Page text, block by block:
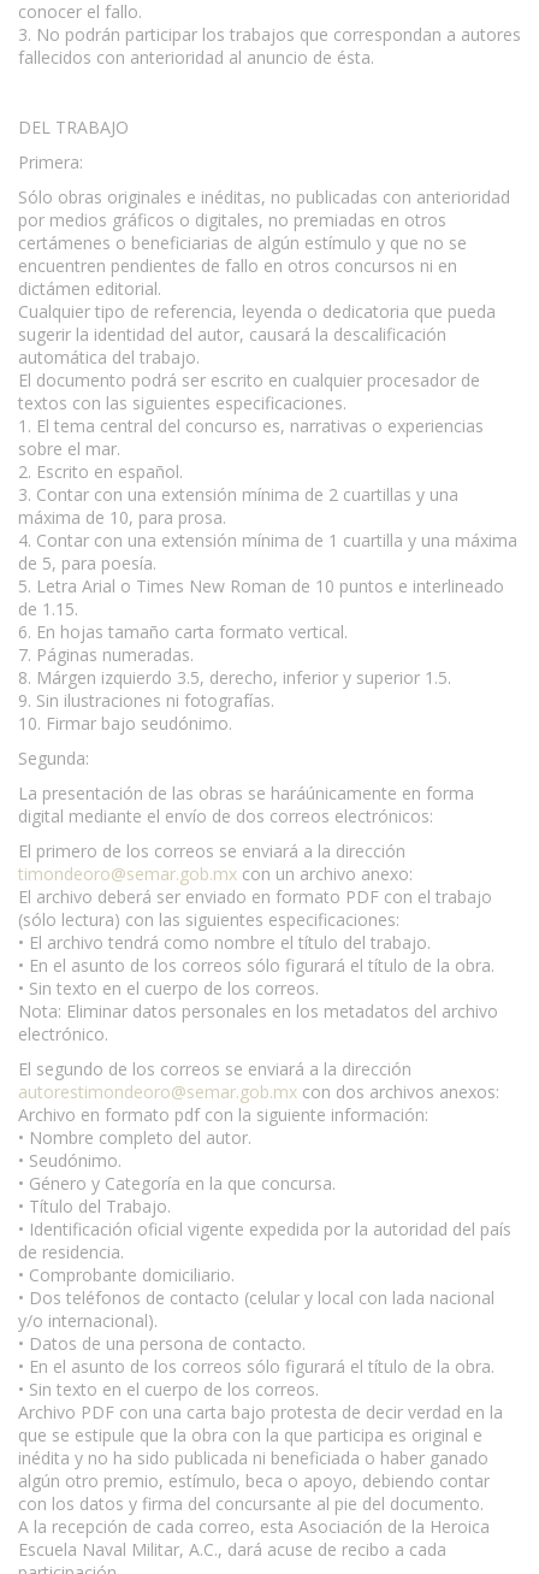
conocer el fallo.
3. No podrán participar los trabajos que correspondan a autores
fallecidos con anterioridad al anuncio de ésta.
DEL TRABAJO
Primera:
Sólo obras originales e inéditas, no publicadas con anterioridad
por medios gráficos o digitales, no premiadas en otros
certámenes o beneficiarias de algún estímulo y que no se
encuentren pendientes de fallo en otros concursos ni en
dictámen editorial.
Cualquier tipo de referencia, leyenda o dedicatoria que pueda
sugerir la identidad del autor, causará la descalificación
automática del trabajo.
El documento podrá ser escrito en cualquier procesador de
textos con las siguientes especificaciones.
1. El tema central del concurso es, narrativas o experiencias
sobre el mar.
2. Escrito en español.
3. Contar con una extensión mínima de 2 cuartillas y una
máxima de 10, para prosa.
4. Contar con una extensión mínima de 1 cuartilla y una máxima
de 5, para poesía.
5. Letra Arial o Times New Roman de 10 puntos e interlineado
de 1.15.
6. En hojas tamaño carta formato vertical.
7. Páginas numeradas.
8. Márgen izquierdo 3.5, derecho, inferior y superior 1.5.
9. Sin ilustraciones ni fotografías.
10. Firmar bajo seudónimo.
Segunda:
La presentación de las obras se haráúnicamente en forma
digital mediante el envío de dos correos electrónicos:
El primero de los correos se enviará a la dirección
timondeoro@semar.gob.mx con un archivo anexo:
El archivo deberá ser enviado en formato PDF con el trabajo
(sólo lectura) con las siguientes especificaciones:
• El archivo tendrá como nombre el título del trabajo.
• En el asunto de los correos sólo figurará el título de la obra.
• Sin texto en el cuerpo de los correos.
Nota: Eliminar datos personales en los metadatos del archivo
electrónico.
El segundo de los correos se enviará a la dirección
autorestimondeoro@semar.gob.mx con dos archivos anexos:
Archivo en formato pdf con la siguiente información:
• Nombre completo del autor.
• Seudónimo.
• Género y Categoría en la que concursa.
• Título del Trabajo.
• Identificación oficial vigente expedida por la autoridad del país
de residencia.
• Comprobante domiciliario.
• Dos teléfonos de contacto (celular y local con lada nacional
y/o internacional).
• Datos de una persona de contacto.
• En el asunto de los correos sólo figurará el título de la obra.
• Sin texto en el cuerpo de los correos.
Archivo PDF con una carta bajo protesta de decir verdad en la
que se estipule que la obra con la que participa es original e
inédita y no ha sido publicada ni beneficiada o haber ganado
algún otro premio, estímulo, beca o apoyo, debiendo contar
con los datos y firma del concursante al pie del documento.
A la recepción de cada correo, esta Asociación de la Heroica
Escuela Naval Militar, A.C., dará acuse de recibo a cada